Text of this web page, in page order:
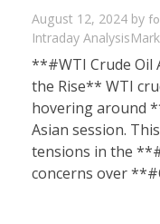
August 12, 2024 by
Intraday Analysis
**#WTI Crude Oil
the Rise** WTI
hovering around
Asian session.
tensions in the
concerns over